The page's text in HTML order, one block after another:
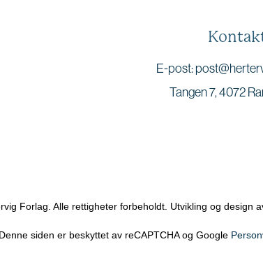
E-post:
Tangen 7, 4072
Forlag. Alle rettigheter forbeholdt. Utvikling og design
Denne siden er beskyttet av reCAPTCHA og Google